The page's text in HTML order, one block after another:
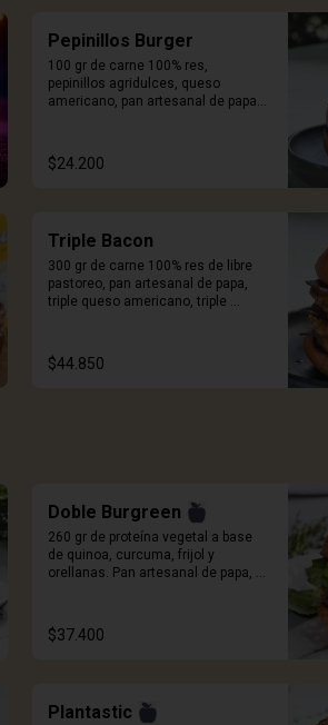
Pepinillos Burger
100 gr de carne 100% res,
pepinillos agridulces, queso
americano, pan artesanal de papa y
$24.200
Triple Bacon
300 gr de carne 100% res de libre
pastoreo, pan artesanal de papa,
triple queso americano, triple
$44.850
Doble Burgreen
260 gr de proteína vegetal a base
de quinoa, curcuma, frijol y
orellanas. Pan artesanal de papa,
Craft. Incluye porción de papas.
$37.400
Plantastic